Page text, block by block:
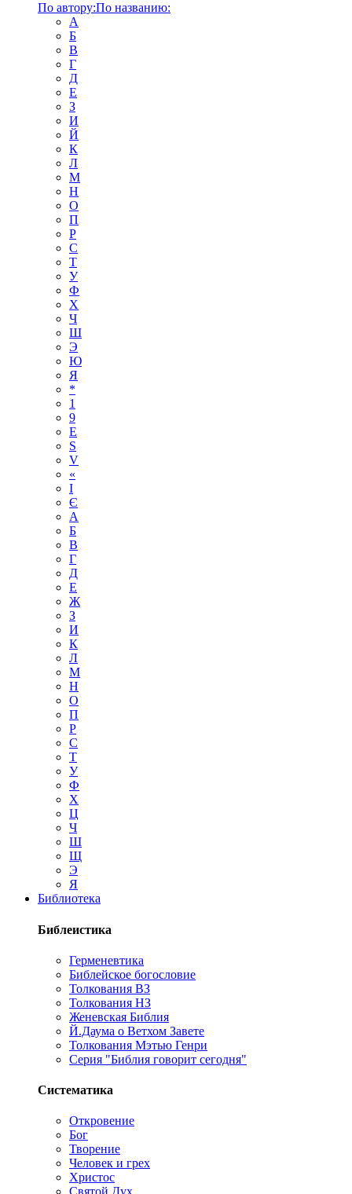
По автору:По названию:
А
Б
В
Г
Д
Е
З
И
Й
К
Л
М
Н
О
П
Р
С
Т
У
Ф
Х
Ч
Ш
Э
Ю
Я
*
1
9
E
S
V
«
І
Є
А
Б
В
Г
Д
Е
Ж
З
И
К
Л
М
Н
О
П
Р
С
Т
У
Ф
Х
Ц
Ч
Ш
Щ
Э
Я
Библиотека
Библеистика
Герменевтика
Библейское богословие
Толкования ВЗ
Толкования НЗ
Женевская Библия
Й.Даума о Ветхом Завете
Толкования Мэтью Генри
Серия "Библия говорит сегодня"
Систематика
Откровение
Бог
Творение
Человек и грех
Христос